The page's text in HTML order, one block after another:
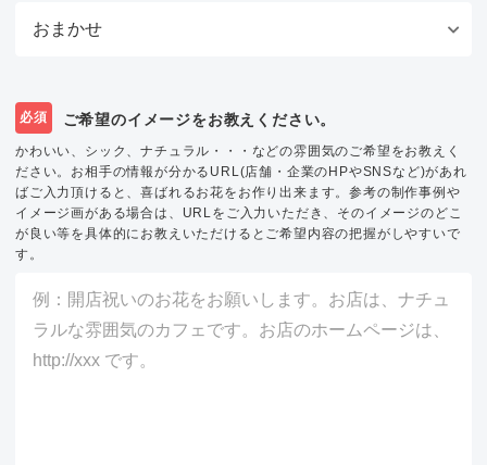
必須 ご希望のイメージをお教えください。
かわいい、シック、ナチュラル・・・などの雰囲気のご希望をお教えく
ださい。お相手の情報が分かるURL(店舗・企業のHPやSNSなど)があれ
ばご入力頂けると、喜ばれるお花をお作り出来ます。参考の制作事例や
イメージ画がある場合は、URLをご入力いただき、そのイメージのどこ
が良い等を具体的にお教えいただけるとご希望内容の把握がしやすいで
す。